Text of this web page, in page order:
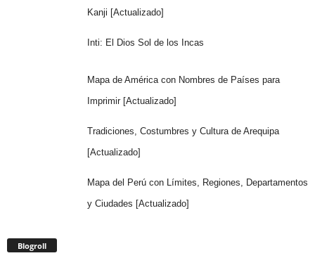
Kanji [Actualizado]
Inti: El Dios Sol de los Incas
Mapa de América con Nombres de Países para
Imprimir [Actualizado]
Tradiciones, Costumbres y Cultura de Arequipa
[Actualizado]
Mapa del Perú con Límites, Regiones, Departamentos
y Ciudades [Actualizado]
Blogroll